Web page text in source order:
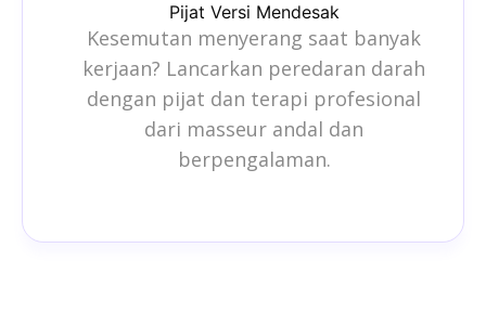
Pijat Versi Mendesak
Kesemutan menyerang saat banyak
kerjaan? Lancarkan peredaran darah
dengan pijat dan terapi profesional
dari masseur andal dan
berpengalaman.